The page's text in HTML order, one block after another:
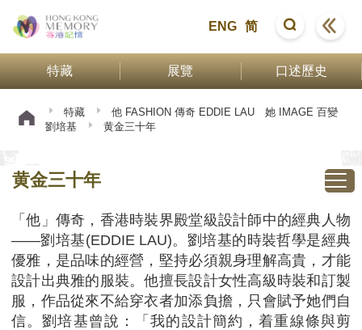
ENG 简
特藏 展覽 口述歷史
特藏
他 FASHION 傳奇 EDDIE LAU 她 IMAGE 百變
劉培基
黄金三十年
黄金三十年
「他」傳奇，香港時裝界殿堂級設計師中的經典人物
——劉培基(EDDIE LAU)。劉培基的時裝哲學是經典
優雅，是品味的經營，堅持必須親身理解高貴，才能
設計出典雅的服裝。他擅長設計女性高級時裝和訂製
服，作品從來不給穿衣者加添負擔，只會賦予她們自
信。劉培基曾說：「我的設計簡約，着重線條與剪